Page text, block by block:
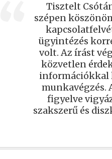
Tisztelt
szépen
ügyintézés
volt. Az írást
közvetlen
információkkal
munkavégzés.
figyelve
szakszerű és